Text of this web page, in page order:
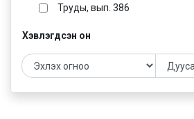
Труды, вып. 386
Хэвлэгдсэн он